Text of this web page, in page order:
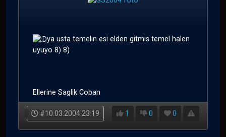
ya usta temelin esi elden gitmis temel halen
uyuyo 8) 8)
Ellerine Saglik Coban
#10.03.2004 23:19 1 0 0